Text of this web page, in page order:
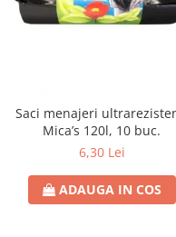
Saci menajeri
Mica’s 120l, 10 buc.
6,30 Lei
ADAUGA IN COS